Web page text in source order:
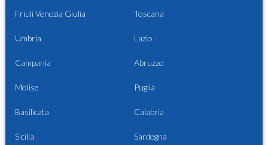
Friuli Venezia Giulia Toscana
Umbria Lazio
Campania Abruzzo
Molise Puglia
Basilicata Calabria
Sicilia Sardegna